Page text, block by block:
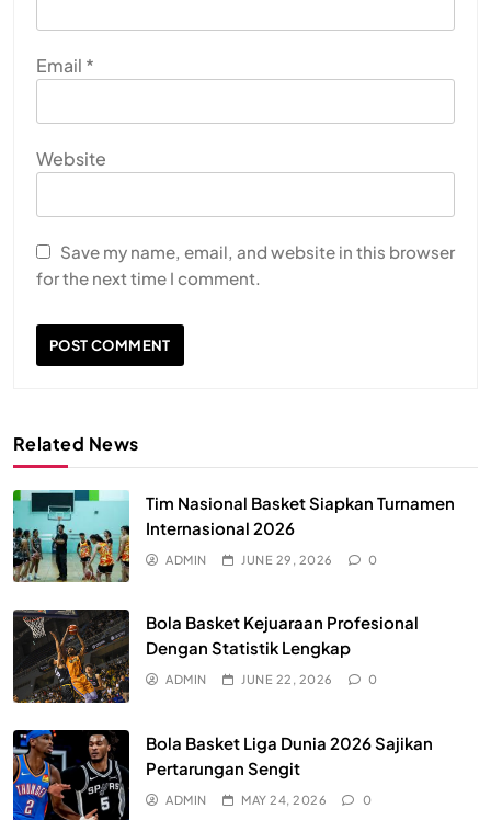
Email *
Website
Save my name, email, and website in this browser
for the next time I comment.
Related News
Tim Nasional Basket Siapkan Turnamen
Internasional 2026
ADMIN JUNE 29, 2026 0
Bola Basket Kejuaraan Profesional
Dengan Statistik Lengkap
ADMIN JUNE 22, 2026 0
Bola Basket Liga Dunia 2026 Sajikan
Pertarungan Sengit
ADMIN MAY 24, 2026 0